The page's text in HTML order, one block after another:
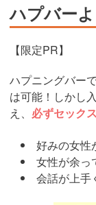
ハプバー
【限定PR】
ハプニングバー
は可能！しかし
え、 必ずセック
好みの女性
女性が余っ
会話が上手